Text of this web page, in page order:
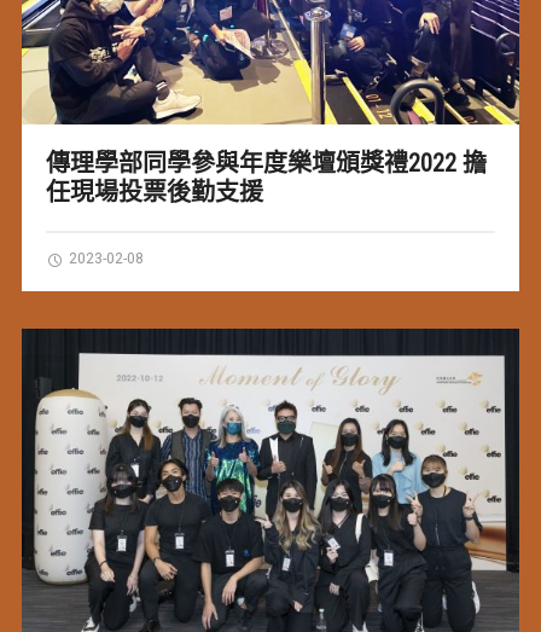
傳理學部同學參與年度樂壇頒獎禮2022 擔
任現場投票後勤支援
2023-02-08